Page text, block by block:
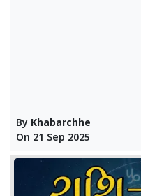
By Khabarchhe
On 21 Sep 2025